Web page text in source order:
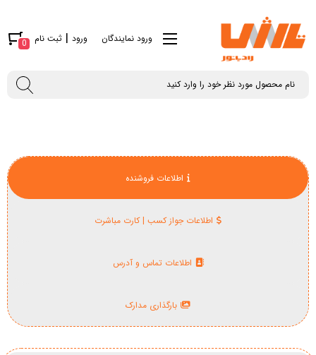
ورود نمایندگان ورود | ثبت نام 0
اطلاعات فروشنده
اطلاعات جواز کسب | کارت مباشرت
اطلاعات تماس و آدرس
بارگذاری مدارک